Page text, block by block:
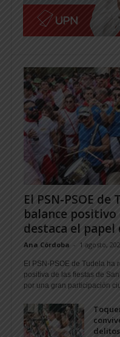
El PSN-PSOE de
balance positivo
destaca el papel
Ana Córdoba - 1 agosto,
El PSN-PSOE de Tudela ha
positiva de las fiestas de
por una gran participación